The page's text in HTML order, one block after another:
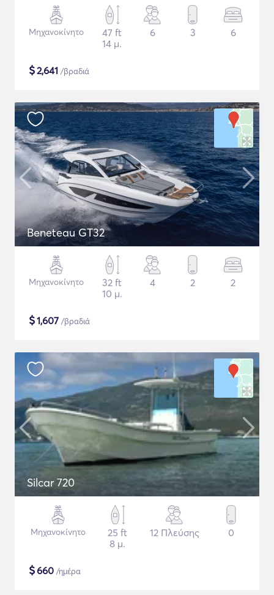
Μηχανοκίνητο
47 ft
14 μ.
6 3 6
$2,641 /βραδιά
Beneteau GT32
Μηχανοκίνητο
32 ft
10 μ.
4 2 2
$1,607 /βραδιά
Silcar 720
Μηχανοκίνητο
25 ft
8 μ.
12 Πλεύσης 0
$660 /ημέρα